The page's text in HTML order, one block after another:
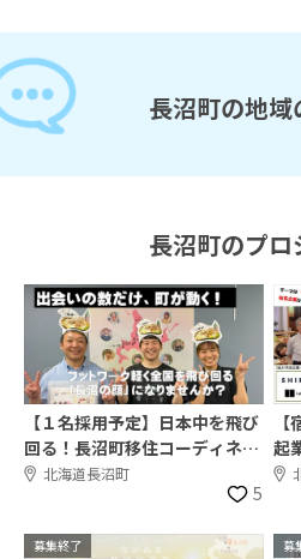
長沼町の地域
長沼町のプロ
【１名採用予定】日本中を飛び
回る！長沼町移住コーディネー
ターを募集します！
北海道長沼町
5
起
集
募集終了 募